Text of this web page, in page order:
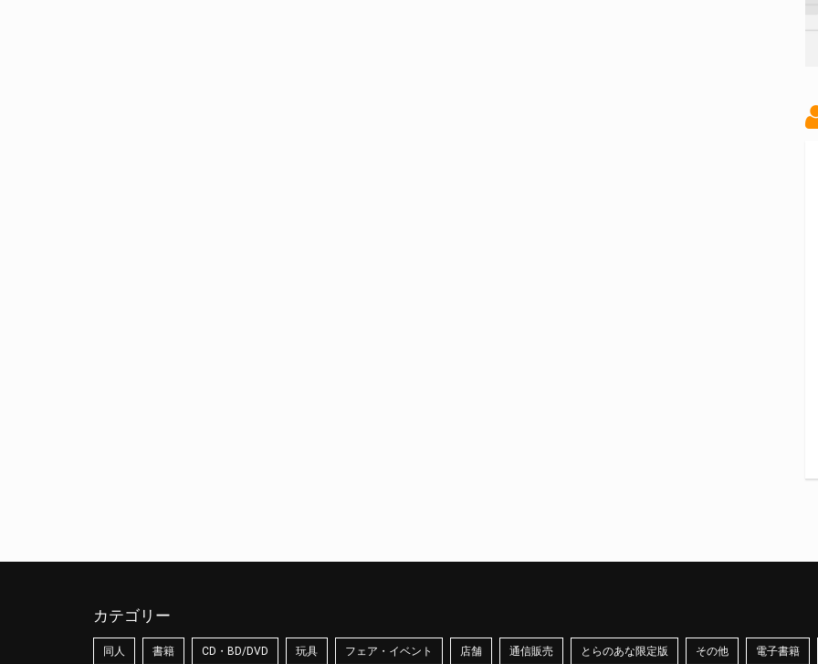
カテゴリー
同人 書籍 CD・BD/DVD 玩具 フェア・イベント 店舗 通信販売 とらのあな限定版 その他 電子書籍